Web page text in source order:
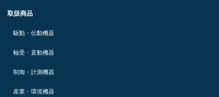
取扱商品
駆動・伝動機器
軸受・直動機器
制御・計測機器
産業・環境機器